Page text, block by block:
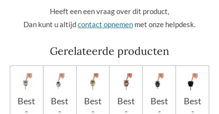
Heeft een een vraag over dit product,
Dan kunt u altijdcontact opnemen met onze helpdesk.
Gerelateerde producten
Best
-
Best
-
Best
-
Best
-
Best
-
Best
-